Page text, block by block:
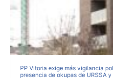
PP Vitoria exige más vigilancia
presencia de okupas de URSSA